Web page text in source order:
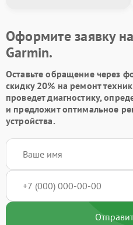
Оформите заявку
Garmin.
Оставьте обращение через
скидку 20% на ремонт
проведет диагностику,
и предложит оптимальное
устройства.